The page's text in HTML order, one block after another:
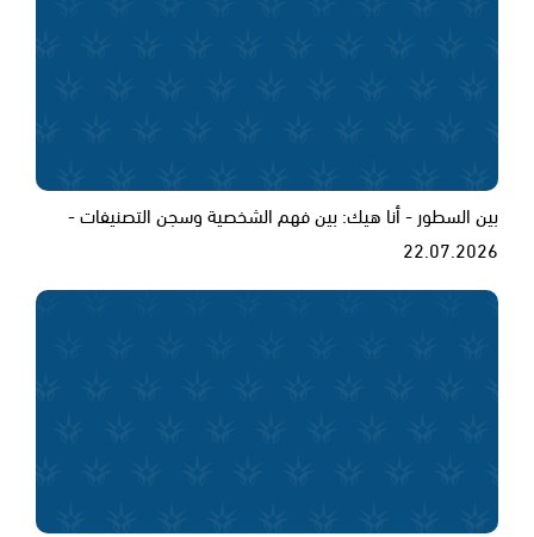
بين السطور - أنا هيك: بين فهم الشخصية وسجن التصنيفات -
22.07.2026